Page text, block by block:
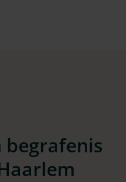
begrafenis